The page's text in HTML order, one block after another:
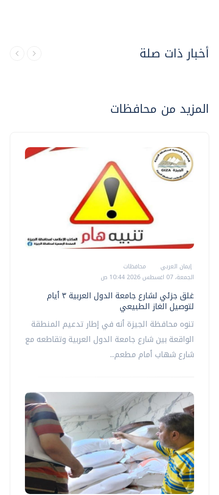
أخبار ذات صلة
المزيد من محافظات
إيمان العربي
محافظات
الجمعة، 07 اغسطس 2026 10:44 ص
غلق جزئي لشارع جامعة الدول العربية ٣ أيام
لتوصيل الغاز الطبيعي
تنوه محافظة الجيزة أنه في إطار تدعيم المنطقة
الواقعة بين شارع جامعة الدول العربية وتقاطعه مع
شارع شهاب أمام مطعم...